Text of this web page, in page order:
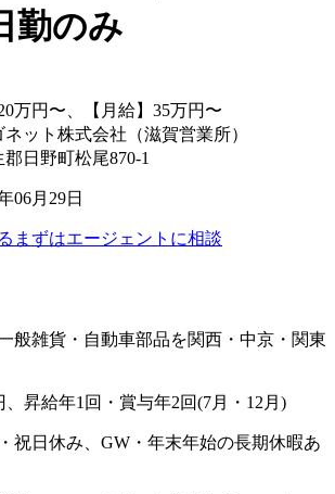
勤のみ
万円〜、【月給】35万円〜
ット株式会社（滋賀営業所）
日野町松尾870-1
06月29日
まずはエージェントに相談
般雑貨・自動車部品を関西・中京・関東
、昇給年1回・賞与年2回(7月・12月)
祝日休み、GW・年末年始の長期休暇あ